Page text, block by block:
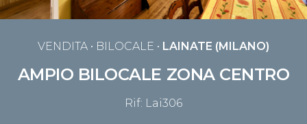
VENDITA • BILOCALE • LAINATE (MILANO)
AMPIO BILOCALE ZONA CENTRO
Rif: Lai306